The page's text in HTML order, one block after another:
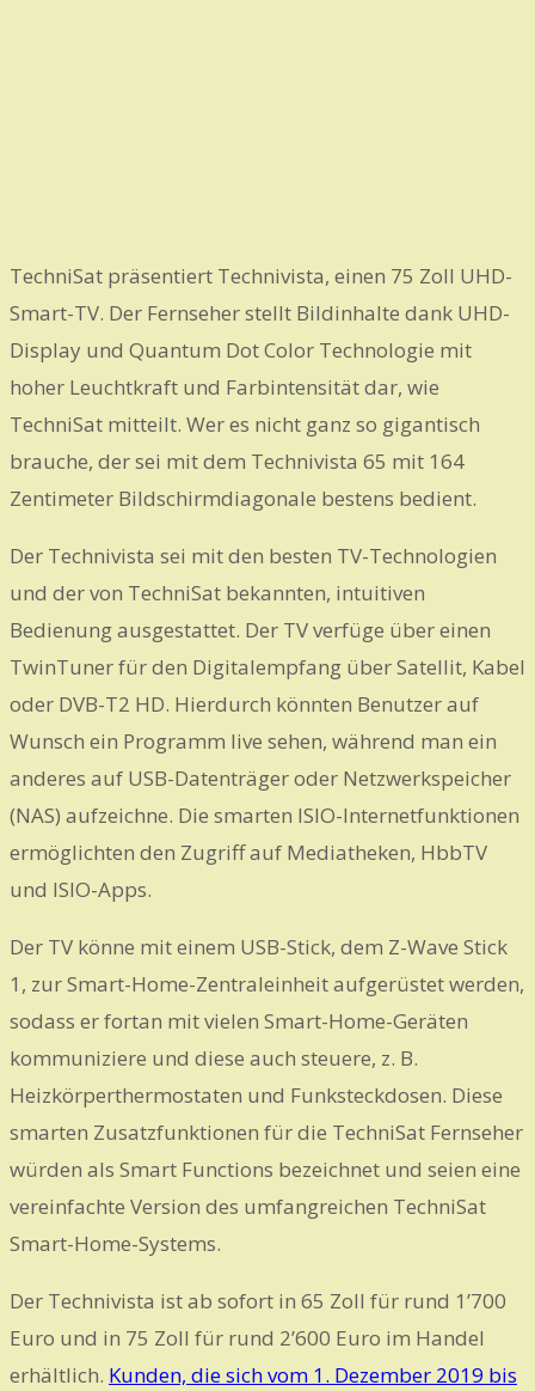
TechniSat präsentiert Technivista, einen 75 Zoll UHD-
Smart-TV. Der Fernseher stellt Bildinhalte dank UHD-
Display und Quantum Dot Color Technologie mit
hoher Leuchtkraft und Farbintensität dar, wie
TechniSat mitteilt. Wer es nicht ganz so gigantisch
brauche, der sei mit dem Technivista 65 mit 164
Zentimeter Bildschirmdiagonale bestens bedient.
Der Technivista sei mit den besten TV-Technologien
und der von TechniSat bekannten, intuitiven
Bedienung ausgestattet. Der TV verfüge über einen
TwinTuner für den Digitalempfang über Satellit, Kabel
oder DVB-T2 HD. Hierdurch könnten Benutzer auf
Wunsch ein Programm live sehen, während man ein
anderes auf USB-Datenträger oder Netzwerkspeicher
(NAS) aufzeichne. Die smarten ISIO-Internetfunktionen
ermöglichten den Zugriff auf Mediatheken, HbbTV
und ISIO-Apps.
Der TV könne mit einem USB-Stick, dem Z-Wave Stick
1, zur Smart-Home-Zentraleinheit aufgerüstet werden,
sodass er fortan mit vielen Smart-Home-Geräten
kommuniziere und diese auch steuere, z. B.
Heizkörperthermostaten und Funksteckdosen. Diese
smarten Zusatzfunktionen für die TechniSat Fernseher
würden als Smart Functions bezeichnet und seien eine
vereinfachte Version des umfangreichen TechniSat
Smart-Home-Systems.
Der Technivista ist ab sofort in 65 Zoll für rund 1’700
Euro und in 75 Zoll für rund 2’600 Euro im Handel
erhältlich. Kunden, die sich vom 1. Dezember 2019 bis